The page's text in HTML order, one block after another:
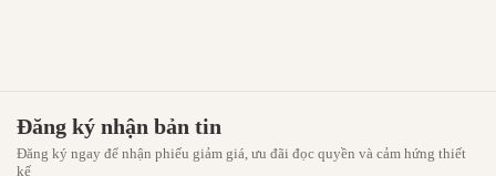
Đăng ký nhận bản tin
Đăng ký ngay để nhận phiếu giảm giá, ưu đãi đọc quyền và cảm hứng thiết
kế